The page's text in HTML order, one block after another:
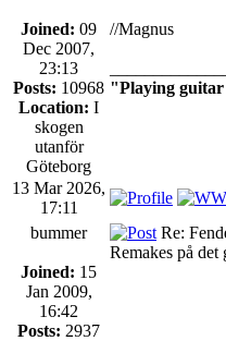
Joined: 09
Dec 2007,
23:13
Posts: 10968
Location: I
skogen
utanför
Göteborg
//Magnus
"Playing
13 Mar 2026,
17:11
bummer
Joined: 15
Jan 2009,
16:42
Posts: 2937
Re:
Remakes på